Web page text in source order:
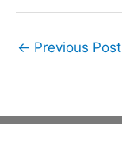
← Previous Post